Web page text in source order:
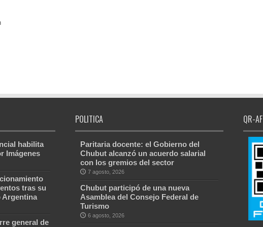
habilita
Imágenes
tras su
Argentina
general de
POLITICA
Paritaria docente: el Gobierno del
Chubut alcanzó un acuerdo salarial
con los gremios del sector
7 agosto, 2026
Chubut participó de una nueva
Asamblea del Consejo Federal de
Turismo
6 agosto, 2026
QR-